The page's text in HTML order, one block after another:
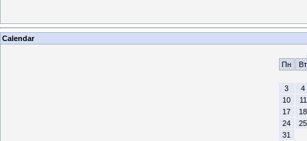
Calendar
Пн
Вт
3
4
10
11
17
18
24
25
31